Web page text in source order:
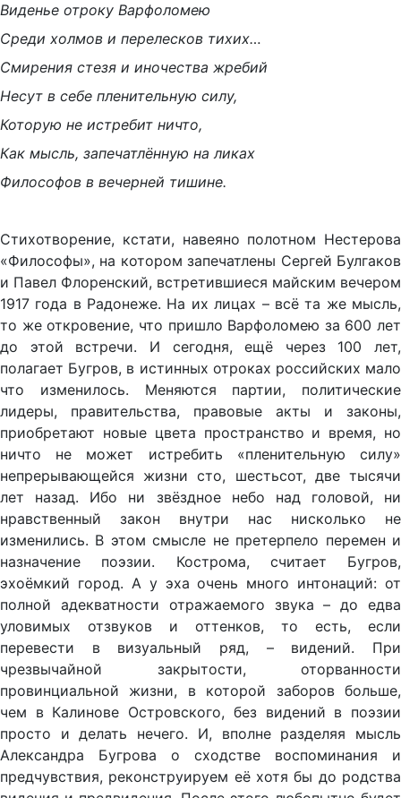
Виденье отроку Варфоломею
Среди холмов и перелесков тихих…
Смирения стезя и иночества жребий
Несут в себе пленительную силу,
Которую не истребит ничто,
Как мысль, запечатлённую на ликах
Философов в вечерней тишине.
Стихотворение, кстати, навеяно полотном Нестерова
«Философы», на котором запечатлены Сергей Булгаков
и Павел Флоренский, встретившиеся майским вечером
1917 года в Радонеже. На их лицах – всё та же мысль,
то же откровение, что пришло Варфоломею за 600 лет
до этой встречи. И сегодня, ещё через 100 лет,
полагает Бугров, в истинных отроках российских мало
что изменилось. Меняются партии, политические
лидеры, правительства, правовые акты и законы,
приобретают новые цвета пространство и время, но
ничто не может истребить «пленительную силу»
непрерывающейся жизни сто, шестьсот, две тысячи
лет назад. Ибо ни звёздное небо над головой, ни
нравственный закон внутри нас нисколько не
изменились. В этом смысле не претерпело перемен и
назначение поэзии. Кострома, считает Бугров,
эхоёмкий город. А у эха очень много интонаций: от
полной адекватности отражаемого звука – до едва
уловимых отзвуков и оттенков, то есть, если
перевести в визуальный ряд, – видений. При
чрезвычайной закрытости, оторванности
провинциальной жизни, в которой заборов больше,
чем в Калинове Островского, без видений в поэзии
просто и делать нечего. И, вполне разделяя мысль
Александра Бугрова о сходстве воспоминания и
предчувствия, реконструируем её хотя бы до родства